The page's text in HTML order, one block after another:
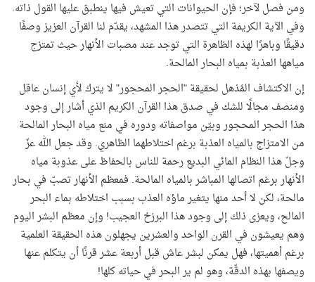
ومن فصل لآخر؛ فإن الحيوانات التي تعيش فيها ينطبق عليها القول ذاته.
وفي الآية الكريمة التي تتصدر هذا المشهد، يقدّم لنا القرآن العزيز وصفًا
دقيقًا وباهرًا لهذه الظاهرة التي توجد عند مصبات الأنهار حيث تمتزج
مياهها العذبة بمياه البحار المالحة.
إن الاكتشاف المُذهل لحقيقة "الحجر المحجور" لا يترك لأي إنسان عاقل
ومنصف مجالًا للشك في صدق هذا القرآن الكريم الذي أشار إلى وجود
هذا الحجر المحجور وبيّن مواصفاته ودوره في منع مياه البحار المالحة
من الامتزاج بالمياه العذبة برغم اختلاطهما الظاهري. وقد جعل الله عزّ
وجلّ هذا النظام المائي البديع رحمة للناس بالحفاظ على عذوبة مياه
الأنهار برغم اتصالها المباشر بالمياه المالحة. فمعظم الأنهار تصبّ في بحار
مالحة، لكن لا أحد منها يتغير ماؤه العذب بسبب اختلاطه بماء البحر
المالح، ويعزى ذلك إلى وجود هذا البرزخ العجيب! وإن معظم البشر اليوم
وهم يعيشون في القرن الواحد والعشرين يجهلون هذه الحقيقة العلمية
برغم أهميتها، فهل يمكن لبشر عاش قبل أربعة عشر قرنًا أن يتكلم عنها
ويصفها بهذه الدقّة، وهو لم ير البحر في حياته كلها!